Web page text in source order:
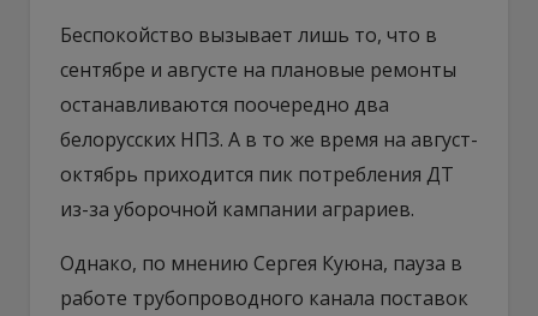
Беспокойство вызывает лишь то, что в
сентябре и августе на плановые ремонты
останавливаются поочередно два
белорусских НПЗ. А в то же время на август-
октябрь приходится пик потребления ДТ
из-за уборочной кампании аграриев.
Однако, по мнению Сергея Куюна, пауза в
работе трубопроводного канала поставок